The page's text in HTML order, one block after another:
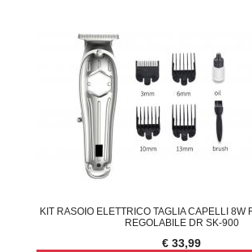
KIT RASOIO ELETTRICO TAGLIA CAPELLI 8W
REGOLABILE DR SK-900
€ 33,99